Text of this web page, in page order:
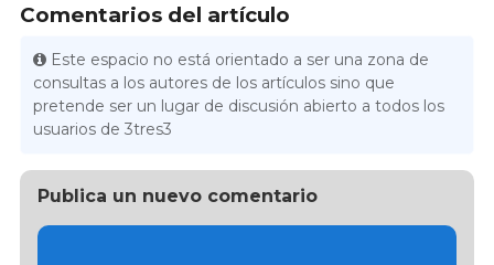
Comentarios del artículo
Este espacio no está orientado a ser una zona de
consultas a los autores de los artículos sino que
pretende ser un lugar de discusión abierto a todos los
usuarios de 3tres3
Publica un nuevo comentario